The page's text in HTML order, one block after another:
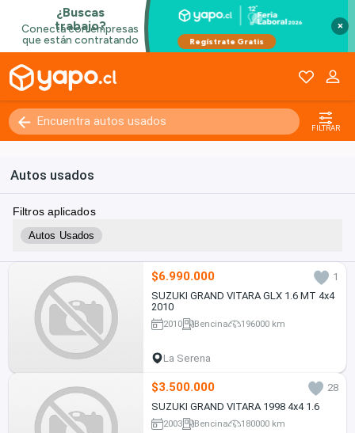
×
FILTRAR
Autos usados
Filtros aplicados
Autos Usados
$6.990.000
1
SUZUKI GRAND VITARA GLX 1.6 MT 4x4
2010
2010 Bencina 196000 km
La Serena
$3.500.000
28
SUZUKI GRAND VITARA 1998 4x4 1.6
2003 Bencina 180000 km